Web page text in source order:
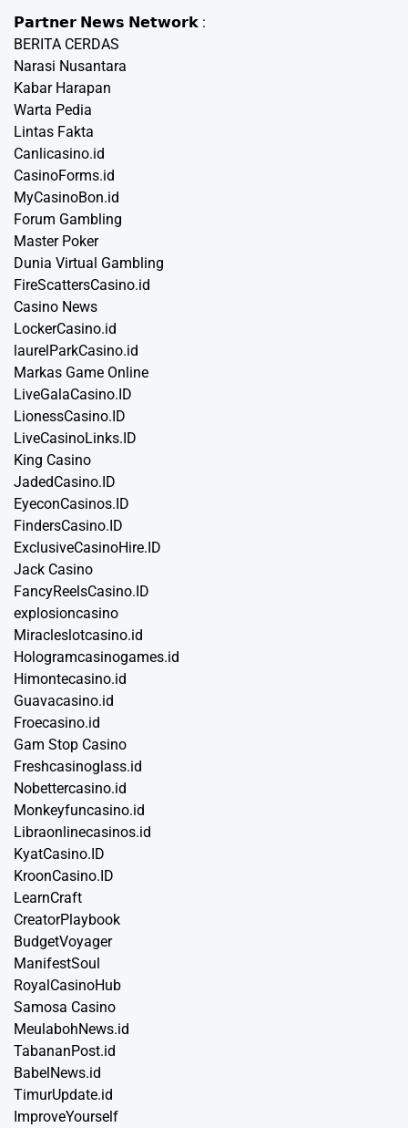
𝗣𝗮𝗿𝘁𝗻𝗲𝗿 𝗡𝗲𝘄𝘀 𝗡𝗲𝘁𝘄𝗼𝗿𝗸 :
BERITA CERDAS
Narasi Nusantara
Kabar Harapan
Warta Pedia
Lintas Fakta
Canlicasino.id
CasinoForms.id
MyCasinoBon.id
Forum Gambling
Master Poker
Dunia Virtual Gambling
FireScattersCasino.id
Casino News
LockerCasino.id
laurelParkCasino.id
Markas Game Online
LiveGalaCasino.ID
LionessCasino.ID
LiveCasinoLinks.ID
King Casino
JadedCasino.ID
EyeconCasinos.ID
FindersCasino.ID
ExclusiveCasinoHire.ID
Jack Casino
FancyReelsCasino.ID
explosioncasino
Miracleslotcasino.id
Hologramcasinogames.id
Himontecasino.id
Guavacasino.id
Froecasino.id
Gam Stop Casino
Freshcasinoglass.id
Nobettercasino.id
Monkeyfuncasino.id
Libraonlinecasinos.id
KyatCasino.ID
KroonCasino.ID
LearnCraft
CreatorPlaybook
BudgetVoyager
ManifestSoul
RoyalCasinoHub
Samosa Casino
MeulabohNews.id
TabananPost.id
BabelNews.id
TimurUpdate.id
ImproveYourself